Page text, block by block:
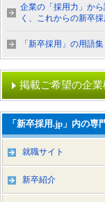
企業の「採用力」か
く、これからの新卒
「新卒採用」の用語集
掲載ご希望の企業
「新卒採用.jp」内の専
就職サイト
新卒紹介